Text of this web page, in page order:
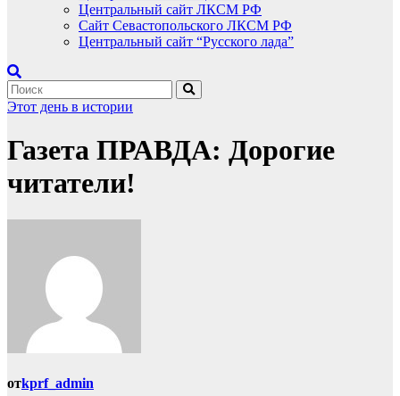
Центральный сайт ЛКСМ РФ
Сайт Севастопольского ЛКСМ РФ
Центральный сайт “Русского лада”
Этот день в истории
Газета ПРАВДА: Дорогие
читатели!
отkprf_admin